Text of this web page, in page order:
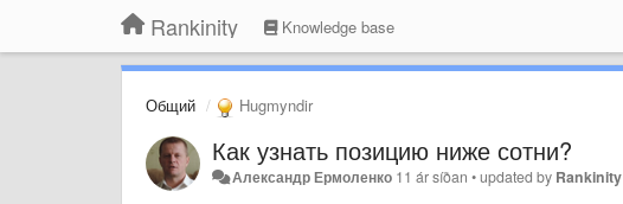
Rankinity Knowledge base
Общий Hugmyndir
Как узнать позицию ниже сотни?
Александр Ермоленко 11 ár síðan •updated by Rankinity